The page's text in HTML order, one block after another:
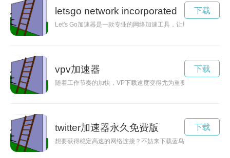
letsgo network incorporated
Let's Go加速器是一款专业的网络加速工具，让用户能够快速
下载
vpv加速器
随着工作节奏的加快，VP下载速度变得尤为重要。本文将介绍
下载
twitter加速器永久免费版
想要获得稳定高速的网络连接？不妨来下载蓝鸟加速器官网，让
下载